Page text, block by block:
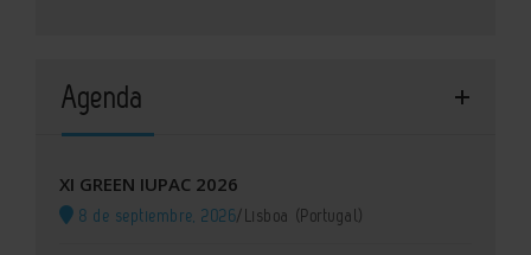
Agenda
XI GREEN IUPAC 2026
8 de septiembre, 2026/Lisboa (Portugal)